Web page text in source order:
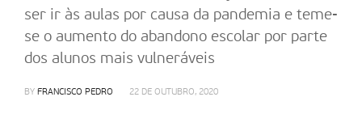
ser ir às aulas por causa da pandemia e teme-
se o aumento do abandono escolar por parte
dos alunos mais vulneráveis
BY FRANCISCO PEDRO 22 DE OUTUBRO, 2020